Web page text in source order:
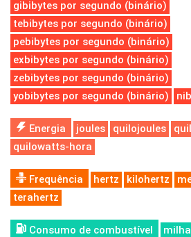
gibibytes por segundo (binário)
tebibytes por segundo (binário)
pebibytes por segundo (binário)
exbibytes por segundo (binário)
zebibytes por segundo (binário)
yobibytes por segundo (binário)
Energia joules quilojoules
quilowatts-hora
Frequência hertz kilohertz
terahertz
Consumo de combustível